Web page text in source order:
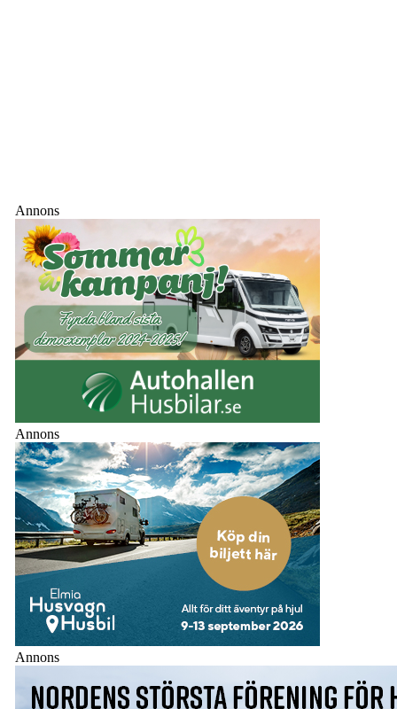
Annons
Annons
Annons